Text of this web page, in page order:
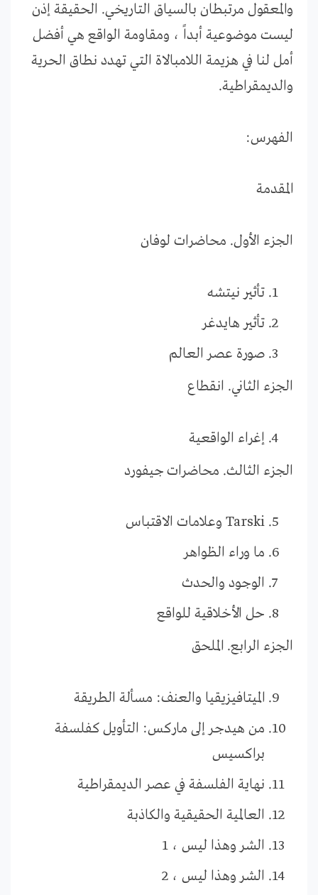
والمعقول مرتبطان بالسياق التاريخي. الحقيقة إذن
ليست موضوعية أبداً ، ومقاومة الواقع هي أفضل
أمل لنا في هزيمة اللامبالاة التي تهدد نطاق الحرية
والديمقراطية.
الفهرس:
المقدمة
الجزء الأول. محاضرات لوفان
تأثير نيتشه
تأثير هايدغر
صورة عصر العالم
الجزء الثاني. انقطاع
إغراء الواقعية
الجزء الثالث. محاضرات جيفورد
Tarski وعلامات الاقتباس
ما وراء الظواهر
الوجود والحدث
حل الأخلاقية للواقع
الجزء الرابع. الملحق
الميتافيزيقيا والعنف: مسألة الطريقة
من هيدجر إلى ماركس: التأويل كفلسفة
براكسيس
نهاية الفلسفة في عصر الديمقراطية
العالمية الحقيقية والكاذبة
الشر وهذا ليس ، 1
الشر وهذا ليس ، 2